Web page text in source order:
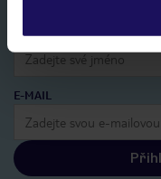
Jméno:
E-MAIL